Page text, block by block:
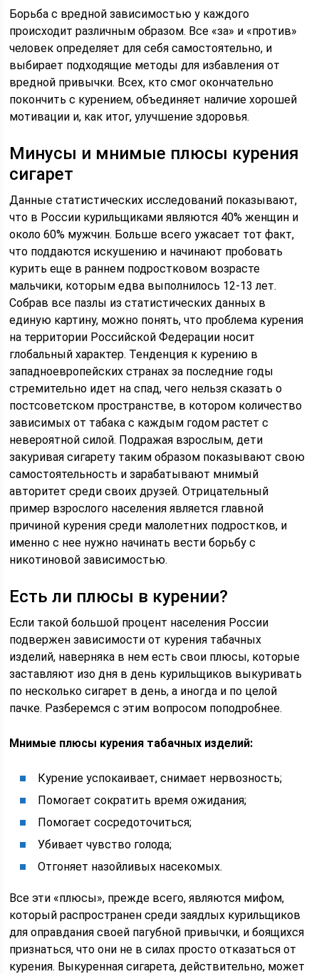
Борьба с вредной зависимостью у каждого
происходит различным образом. Все «за» и «против»
человек определяет для себя самостоятельно, и
выбирает подходящие методы для избавления от
вредной привычки. Всех, кто смог окончательно
покончить с курением, объединяет наличие хорошей
мотивации и, как итог, улучшение здоровья.
Минусы и мнимые плюсы курения
сигарет
Данные статистических исследований показывают,
что в России курильщиками являются 40% женщин и
около 60% мужчин. Больше всего ужасает тот факт,
что поддаются искушению и начинают пробовать
курить еще в раннем подростковом возрасте
мальчики, которым едва выполнилось 12-13 лет.
Собрав все пазлы из статистических данных в
единую картину, можно понять, что проблема курения
на территории Российской Федерации носит
глобальный характер. Тенденция к курению в
западноевропейских странах за последние годы
стремительно идет на спад, чего нельзя сказать о
постсоветском пространстве, в котором количество
зависимых от табака с каждым годом растет с
невероятной силой. Подражая взрослым, дети
закуривая сигарету таким образом показывают свою
самостоятельность и зарабатывают мнимый
авторитет среди своих друзей. Отрицательный
пример взрослого населения является главной
причиной курения среди малолетних подростков, и
именно с нее нужно начинать вести борьбу с
никотиновой зависимостью.
Есть ли плюсы в курении?
Если такой большой процент населения России
подвержен зависимости от курения табачных
изделий, наверняка в нем есть свои плюсы, которые
заставляют изо дня в день курильщиков выкуривать
по несколько сигарет в день, а иногда и по целой
пачке. Разберемся с этим вопросом поподробнее.
Мнимые плюсы курения табачных изделий:
Курение успокаивает, снимает нервозность;
Помогает сократить время ожидания;
Помогает сосредоточиться;
Убивает чувство голода;
Отгоняет назойливых насекомых.
Все эти «плюсы», прежде всего, являются мифом,
который распространен среди заядлых курильщиков
для оправдания своей пагубной привычки, и боящихся
признаться, что они не в силах просто отказаться от
курения. Выкуренная сигарета, действительно, может